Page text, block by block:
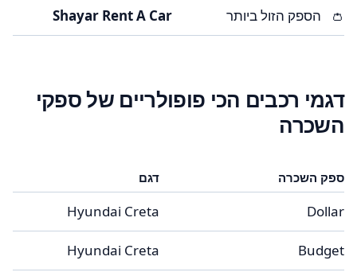
👛 הספק הזול ביותר Shayar Rent A Car
דגמי רכבים הכי פופולריים של ספקי
השכרה
ספק השכרה דגם
Dollar
Hyundai Creta
Budget
Hyundai Creta